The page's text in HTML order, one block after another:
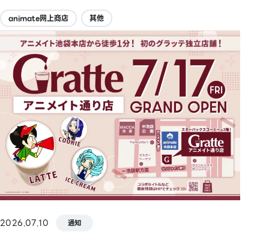
animate网上商店 其他
2026.07.10 通知